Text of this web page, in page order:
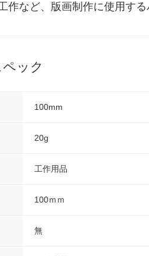
作など、版画制作に使用す
ック
100mm
20g
工作用品
100ｍｍ
無